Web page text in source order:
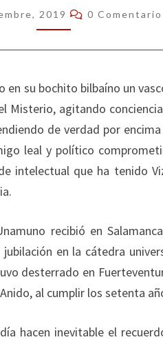
SENTIDOR
2019 Comentarios
0
en su bochito bilbaíno un
Misterio, agitando
de verdad por
leal y político
intelectual que ha tenido
recibió en
en la cátedra
desterrado en
al cumplir los setenta
hacen inevitable el